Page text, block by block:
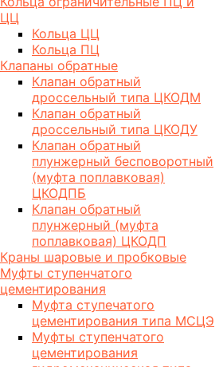
ЦЦ
Кольца ЦЦ
Кольца ПЦ
Клапаны обратные
Клапан обратный
дроссельный типа ЦКОДМ
Клапан обратный
дроссельный типа ЦКОДУ
Клапан обратный
плунжерный бесповоротный
(муфта поплавковая)
ЦКОДПБ
Клапан обратный
плунжерный (муфта
поплавковая) ЦКОДП
Краны шаровые и пробковые
Муфты ступенчатого
цементирования
Муфта ступечатого
цементирования типа МСЦЭ
Муфты ступенчатого
цементирования